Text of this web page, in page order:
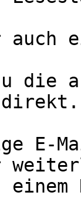
auch
die
E-